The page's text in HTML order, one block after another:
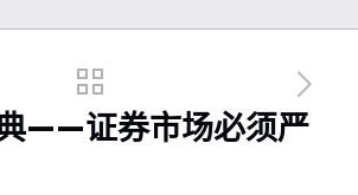
——证券市场必须严